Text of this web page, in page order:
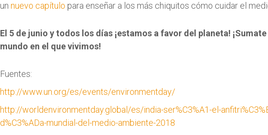
un nuevo capítulo para enseñar a los más chiquitos cómo cuidar el
El 5 de junio y todos los días ¡estamos a favor del planeta! ¡Sumate
mundo en el que vivimos!
Fuentes:
http://www.un.org/es/events/environmentday/
http://worldenvironmentday.global/es/india-ser%C3%A1-el-
d%C3%ADa-mundial-del-medio-ambiente-2018